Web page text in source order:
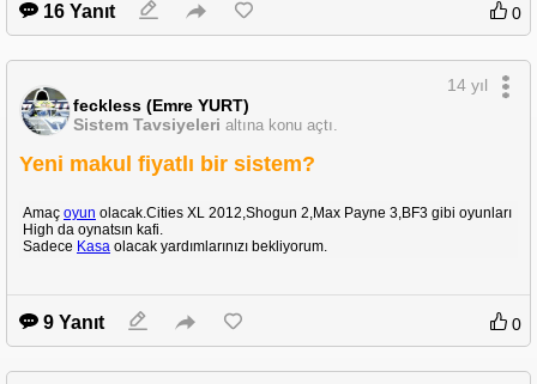
16 Yanıt 0
feckless (Emre YURT)
Sistem Tavsiyeleri altına konu açtı.
14 yıl
Yeni makul fiyatlı bir sistem?
Amaç oyun olacak.Cities XL 2012,Shogun 2,Max Payne 3,BF3 gibi oyunları
High da oynatsın kafi.
Sadece Kasa olacak yardımlarınızı bekliyorum.
9 Yanıt 0